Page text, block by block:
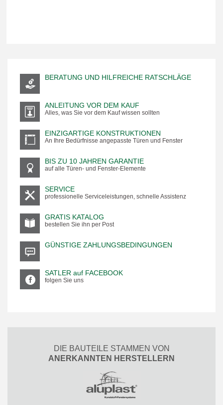
BERATUNG UND HILFREICHE RATSCHLÄGE
ANLEITUNG VOR DEM KAUF
Alles, was Sie vor dem Kauf wissen sollten
EINZIGARTIGE KONSTRUKTIONEN
An Ihre Bedürfnisse angepasste Türen und Fenster
BIS ZU 10 JAHREN GARANTIE
auf alle Türen- und Fenster-Elemente
SERVICE
professionelle Serviceleistungen, schnelle Assistenz
GRATIS KATALOG
bestellen Sie ihn per Post
GÜNSTIGE ZAHLUNGSBEDINGUNGEN
SATLER auf FACEBOOK
folgen Sie uns
DIE BAUTEILE STAMMEN VON
ANERKANNTEN HERSTELLERN